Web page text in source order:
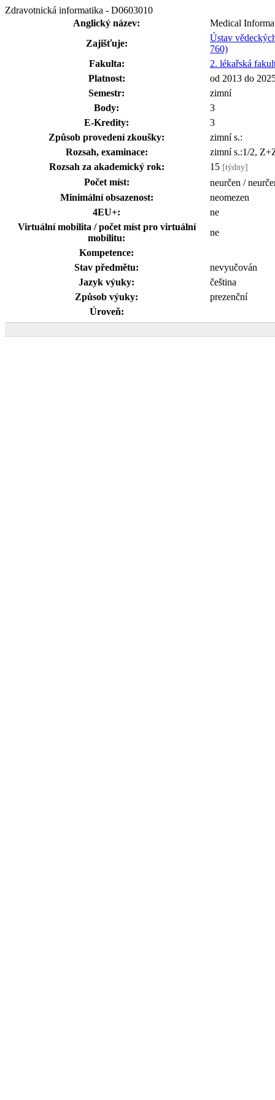
Zdravotnická informatika - D0603010
Anglický název:
Medical
Zajišťuje:
Ústav
760)
Fakulta:
2. lékařská
Platnost:
od 2013 do
Semestr:
zimní
Body:
3
E-Kredity:
3
Způsob provedení zkoušky:
zimní s.:
Rozsah, examinace:
zimní s.:1/2,
Rozsah za akademický rok:
15 [týdny]
Počet míst:
neurčen /
Minimální obsazenost:
neomezen
4EU+:
ne
Virtuální mobilita / počet míst pro virtuální
mobilitu:
ne
Kompetence:
Stav předmětu:
nevyučován
Jazyk výuky:
čeština
Způsob výuky:
prezenční
Úroveň: